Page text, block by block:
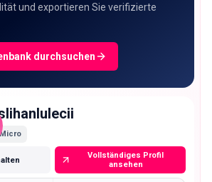
und exportieren Sie verifizierte
durchsuchen
Micro
Vollständiges Profil
ansehen